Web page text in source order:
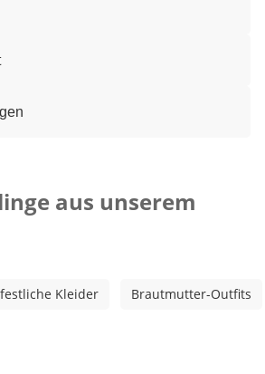
aus unserem
Kleider Brautmutter-Outfits